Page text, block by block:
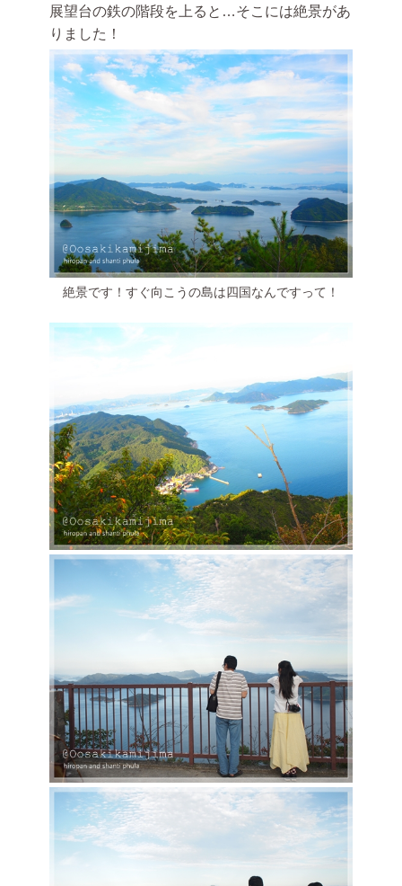
展望台の鉄の階段を上ると…そこには絶景があ
りました！
絶景です！すぐ向こうの島は四国なんですって！